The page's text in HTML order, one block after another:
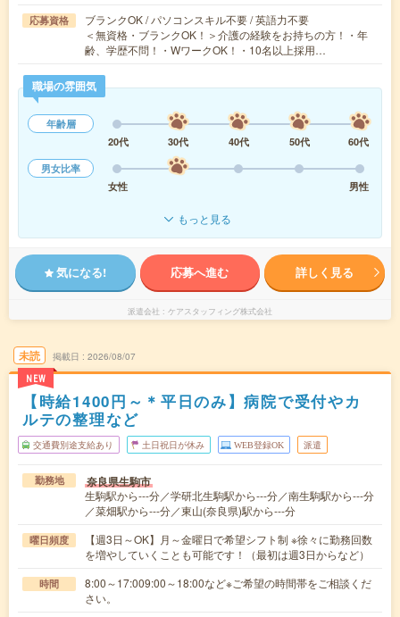
応募資格
ブランクOK / パソコンスキル不要 / 英語力不要
＜無資格・ブランクOK！＞介護の経験をお持ちの方！・年
齢、学歴不問！・WワークOK！・10名以上採用…
職場の雰囲気
年齢層
20代
30代 40代 50代
60代
男女比率
女性
男性
もっと見る
気になる! 応募へ進む 詳しく見る
派遣会社 ケアスタッフィング株式会社
未読
NEW
掲載日 2026/08/07
【時給1400円～＊平日のみ】病院で受付やカ
ルテの整理など
交通費別途支給あり 土日祝日が休み WEB登録OK 派遣
勤務地 奈良県生駒市
生駒駅から---分／学研北生駒駅から---分／南生駒駅から---分
／菜畑駅から---分／東山(奈良県)駅から---分
曜日頻度
【週3日～OK】月～金曜日で希望シフト制 ※徐々に勤務回数
を増やしていくことも可能です！（最初は週3日からなど）
時間
8:00～17:009:00～18:00など※ご希望の時間帯をご相談くだ
さい。